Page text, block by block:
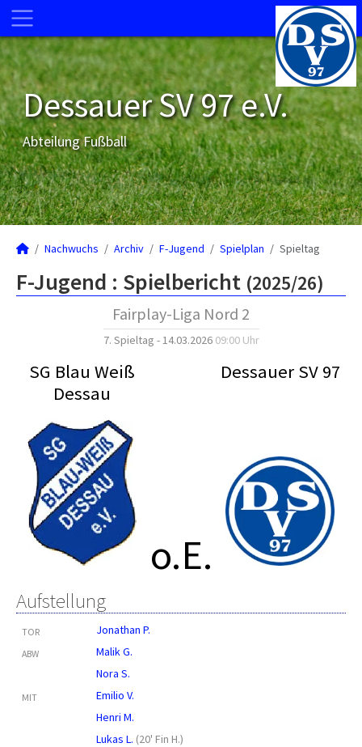
Dessauer SV 97 e.V.
Abteilung Fußball
Nachwuchs Archiv F-Jugend Spielplan Spieltag
F-Jugend : Spielbericht (2025/26)
Fairplay-Liga Nord 2
7. Spieltag - 14.03.2026 09:00 Uhr
SG Blau Weiß
Dessau
Dessauer SV 97
o.E.
Aufstellung
TOR Jonathan P.
ABW
Malik G.
Nora S.
MIT
Emilio V.
Henri M.
Lukas L. (20' Fin H.)